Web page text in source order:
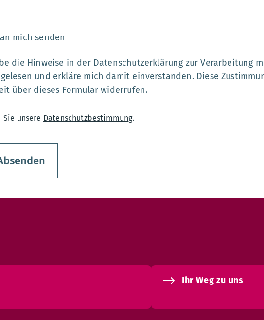
mich senden
die Hinweise in der Datenschutzerklärung zur Verarbeitung
und erkläre mich damit einverstanden. Diese
über dieses Formular widerrufen.
unsere Datenschutzbestimmung.
Ihr Weg zu uns